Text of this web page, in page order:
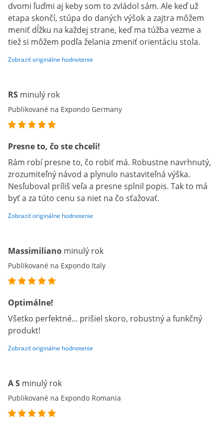
dvomi ľuďmi aj keby som to zvládol sám. Ale keď už
etapa skončí, stúpa do daných výšok a zajtra môžem
meniť dĺžku na každej strane, keď ma túžba vezme a
tiež si môžem podľa želania zmeniť orientáciu stola.
Zobraziť originálne hodnotenie
RS minulý rok
Publikované na Expondo Germany
Presne to, čo ste chceli!
Rám robí presne to, čo robiť má. Robustne navrhnutý,
zrozumiteľný návod a plynulo nastaviteľná výška.
Nesľuboval príliš veľa a presne splnil popis. Tak to má
byť a za túto cenu sa niet na čo sťažovať.
Zobraziť originálne hodnotenie
Massimiliano minulý rok
Publikované na Expondo Italy
Optimálne!
Všetko perfektné... prišiel skoro, robustný a funkčný
produkt!
Zobraziť originálne hodnotenie
A S minulý rok
Publikované na Expondo Romania